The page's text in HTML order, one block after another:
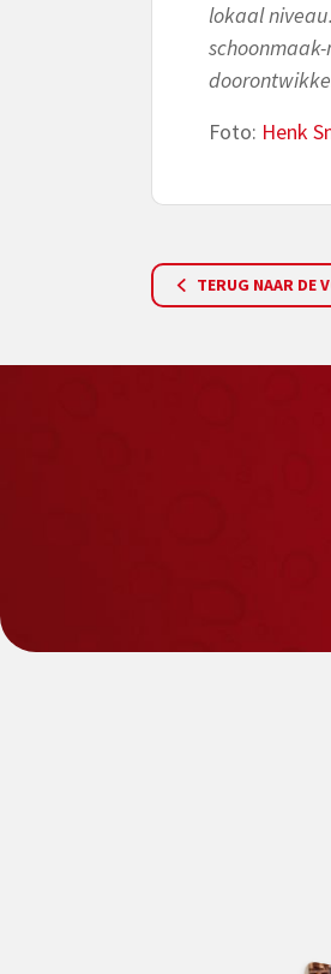
lokaal
Foto: Henk
TERUG NAAR DE